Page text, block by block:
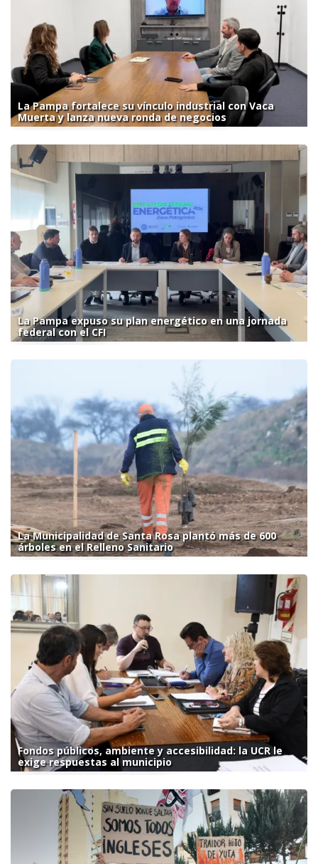
La Pampa fortalece su vínculo industrial con Vaca
Muerta y lanza nueva ronda de negocios
La Pampa expuso su plan energético en una jornada
federal con el CFI
La Municipalidad de Santa Rosa plantó más de 600
árboles en el Relleno Sanitario
Fondos públicos, ambiente y accesibilidad: la UCR le
exige respuestas al municipio